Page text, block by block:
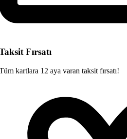
Fırsatı
kartlara 12 aya varan taksit fırsatı!